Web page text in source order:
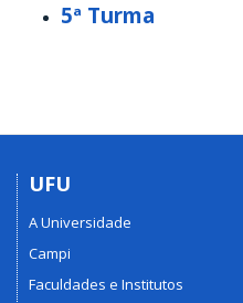
5ª Turma
UFU
A Universidade
Campi
Faculdades e Institutos